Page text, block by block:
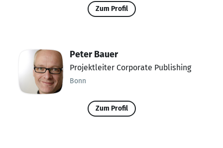
Zum Profil
Peter Bauer
Projektleiter Corporate Publishing
Bonn
Zum Profil